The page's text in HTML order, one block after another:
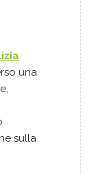
una
sulla